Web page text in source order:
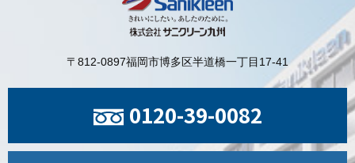
〒812-0897福岡市博多区半道橋一丁目17-41
0120-39-0082